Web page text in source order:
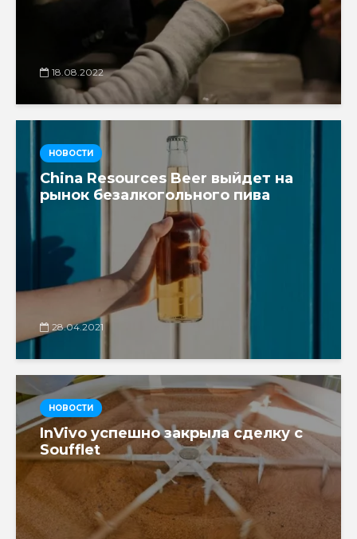
18.08.2022
НОВОСТИ
China Resources Beer выйдет на
рынок безалкогольного пива
28.04.2021
НОВОСТИ
InVivo успешно закрыла сделку с
Soufflet